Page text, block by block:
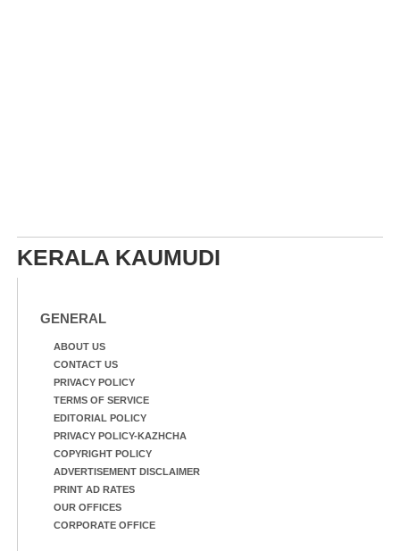
KERALA KAUMUDI
GENERAL
ABOUT US
CONTACT US
PRIVACY POLICY
TERMS OF SERVICE
EDITORIAL POLICY
PRIVACY POLICY-KAZHCHA
COPYRIGHT POLICY
ADVERTISEMENT DISCLAIMER
PRINT AD RATES
OUR OFFICES
CORPORATE OFFICE